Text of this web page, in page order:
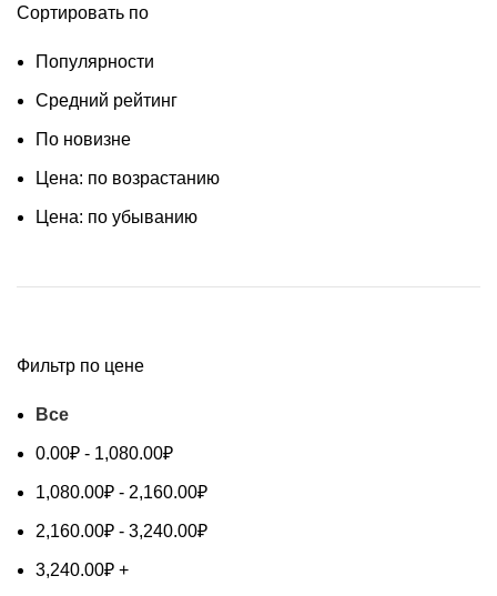
Сортировать по
Популярности
Средний рейтинг
По новизне
Цена: по возрастанию
Цена: по убыванию
Фильтр по цене
Все
0.00₽ - 1,080.00₽
1,080.00₽ - 2,160.00₽
2,160.00₽ - 3,240.00₽
3,240.00₽ +